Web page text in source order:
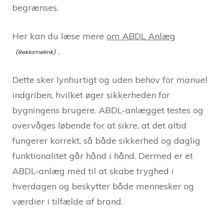
begrænses.
Her kan du læse mere om ABDL Anlæg
.
Dette sker lynhurtigt og uden behov for manuel
indgriben, hvilket øger sikkerheden for
bygningens brugere. ABDL-anlægget testes og
overvåges løbende for at sikre, at det altid
fungerer korrekt, så både sikkerhed og daglig
funktionalitet går hånd i hånd. Dermed er et
ABDL-anlæg med til at skabe tryghed i
hverdagen og beskytter både mennesker og
værdier i tilfælde af brand.